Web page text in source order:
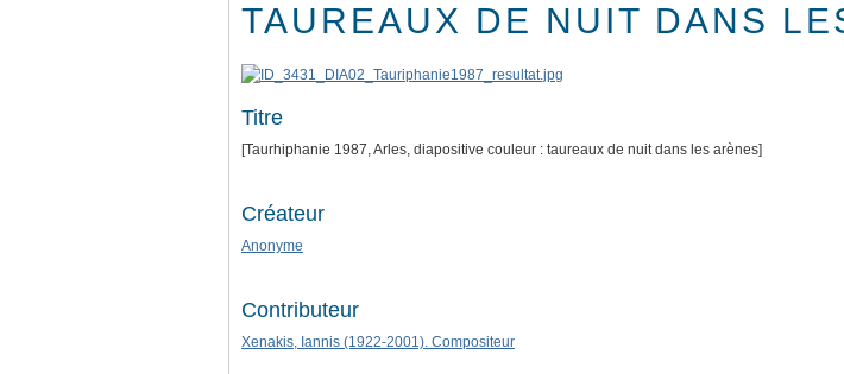
TAUREAUX DE NUIT DANS
Titre
[Taurhiphanie 1987, Arles, diapositive couleur : taureaux de nuit dans les arènes]
Créateur
Anonyme
Contributeur
Xenakis, Iannis (1922-2001). Compositeur